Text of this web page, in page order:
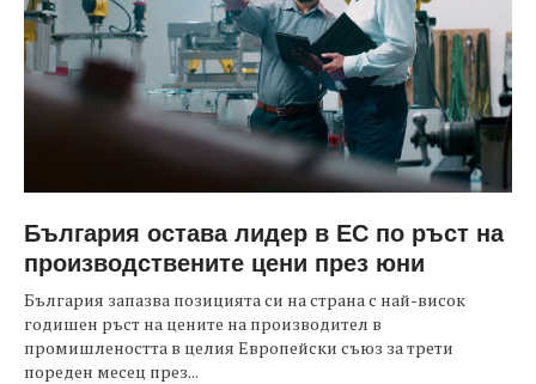
България остава лидер в ЕС по ръст на
производствените цени през юни
България запазва позицията си на страна с най-висок
годишен ръст на цените на производител в
промишлеността в целия Европейски съюз за трети
пореден месец през...